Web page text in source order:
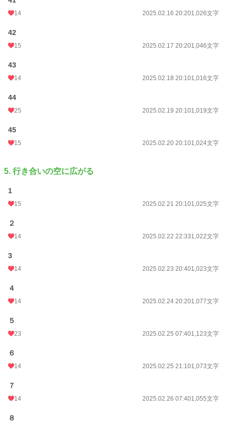
14 2025.02.16 20:201,026文字
42
15 2025.02.17 20:201,046文字
43
14 2025.02.18 20:101,016文字
44
25 2025.02.19 20:101,019文字
45
15 2025.02.20 20:101,024文字
5. 行き合いの空に広がる
1
15 2025.02.21 20:101,025文字
２
14 2025.02.22 22:331,022文字
3
14 2025.02.23 20:401,023文字
４
14 2025.02.24 20:201,077文字
５
23 2025.02.25 07:401,123文字
６
14 2025.02.25 21:101,073文字
７
14 2025.02.26 07:401,055文字
８